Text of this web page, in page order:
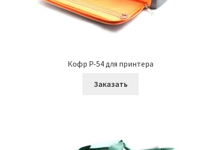
Кофр P-54 для принтера
Заказать